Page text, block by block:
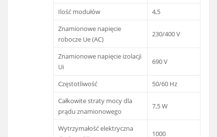
Ilość modułów
4,5
Znamionowe napięcie
robocze Ue (AC)
230/400 V
Znamionowe napięcie izolacji
Ui
690 V
Częstotliwość
50/60 Hz
Całkowite straty mocy dla
prądu znamionowego
7,5 W
Wytrzymałość elektryczna
1000